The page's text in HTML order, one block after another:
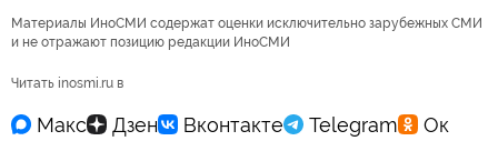
Материалы ИноСМИ содержат оценки исключительно зарубежных СМИ
и не отражают позицию редакции ИноСМИ
Читать inosmi.ru в